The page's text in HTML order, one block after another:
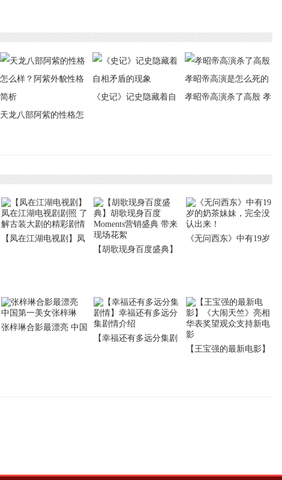
天龙八部阿紫的性格怎
《史记》记史隐藏着自
孝昭帝高演杀了高殷 孝
【凤在江湖电视剧】凤
【胡歌现身百度盛典】
《无问西东》中有19岁
张梓琳合影最漂亮 中国
【幸福还有多远分集剧
【王宝强的最新电影】